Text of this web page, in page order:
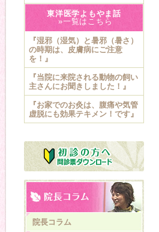
東洋医学よもやま話
»一覧はこちら
『湿邪（湿気）と暑邪（暑さ）
の時期は、皮膚病にご注意
を！』
『当院に来院される動物の飼い
主さんにお聞きしました！』
『お家でのお灸は、腹痛や気管
虚脱にも効果テキメン！です』
院長コラム